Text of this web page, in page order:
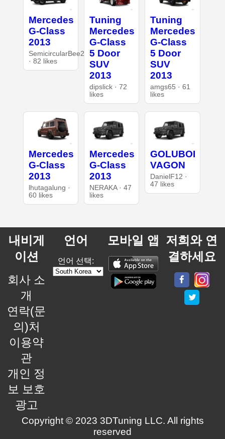
Mercedes
G-Class
2013
SemicircularBee297
· 82 likes
Tuning
Mercedes
G-Class
5 Door
SUV
2013
dipslick · 72
likes
Tuning
Mercedes
G-Class
5 Door
SUV
2013
amgs65 · 61
likes
Mercedes
G-Class
2013
lhutagalung ·
60 likes
Mercedes
G-Class
2013
NERAKA · 47
likes
GOLUBOI
VAGON
DanielF12 ·
47 likes
내비게
이션
회사 소
개
연락(문
의)처
이용약
관
개인 정
보 보호
광고
언어
언어 선택:
모바일 앱 저희와 연
결하세요
Copyright © 2023 3DTuning LLC. All rights
reserved